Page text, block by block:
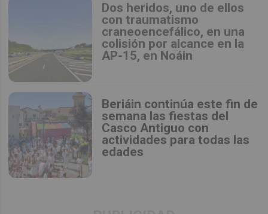
Dos heridos, uno de ellos
con traumatismo
craneoencefálico, en una
colisión por alcance en la
AP-15, en Noáin
Beriáin continúa este fin de
semana las fiestas del
Casco Antiguo con
actividades para todas las
edades